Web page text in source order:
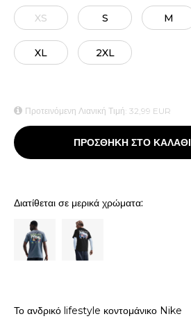
XS S M
XL 2XL
Προτεινόμενη Λιανική Τιμή: 32,99 EUR
ΠΡΟΣΘΗΚΗ ΣΤΟ ΚΑΛΑΘΙ
Διατίθεται σε μερικά χρώματα:
Το ανδρικό lifestyle κοντομάνικο Nike